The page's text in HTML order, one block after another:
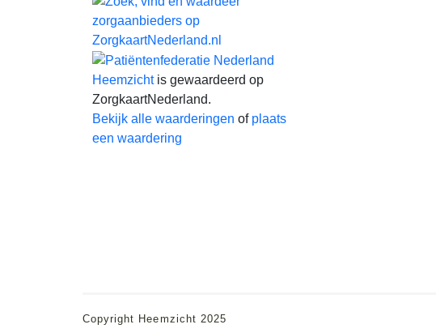
Heemzichtis gewaardeerd op
ZorgkaartNederland.
Bekijk alle waarderingen of plaats
een waardering
Copyright Heemzicht 2025